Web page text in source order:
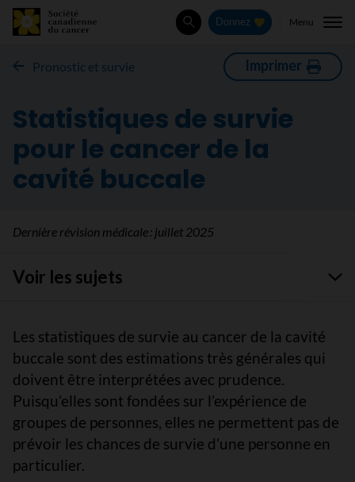
Rechercher
Donnez Menu
Pronostic et survie Imprimer
Statistiques de survie
pour le cancer de la
cavité buccale
Dernière révision médicale : juillet 2025
Voir les sujets
Les statistiques de survie au cancer de la cavité
buccale sont des estimations très générales qui
doivent être interprétées avec prudence.
Puisqu’elles sont fondées sur l’expérience de
groupes de personnes, elles ne permettent pas de
prévoir les chances de survie d’une personne en
particulier.